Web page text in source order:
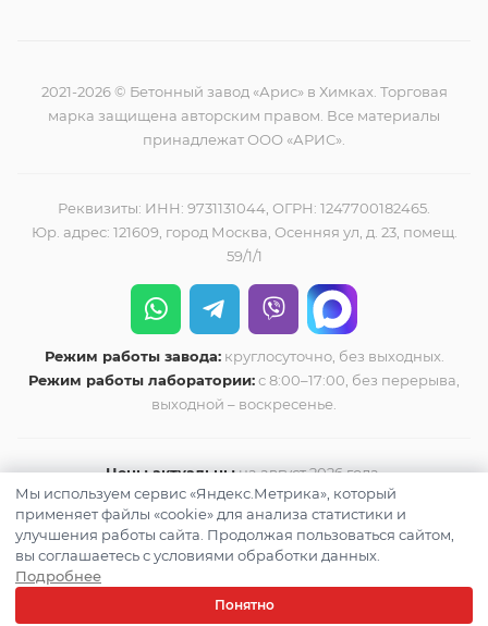
2021-2026 © Бетонный завод «Арис» в Химках. Торговая
марка защищена авторским правом. Все материалы
принадлежат ООО «АРИС».
Реквизиты: ИНН: 9731131044, ОГРН: 1247700182465.
Юр. адрес: 121609, город Москва, Осенняя ул, д. 23, помещ.
59/1/1
Режим работы завода:круглосуточно, без выходных.
Режим работы лаборатории:с 8:00–17:00, без перерыва,
выходной – воскресенье.
Цены актуальнына август 2026 года.
Мы используем сервис «Яндекс.Метрика», который
применяет файлы «cookie» для анализа статистики и
улучшения работы сайта. Продолжая пользоваться сайтом,
вы соглашаетесь с условиями обработки данных.
Подробнее
Понятно